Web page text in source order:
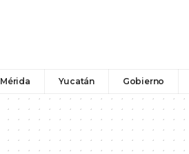
Mérida Yucatán Gobierno